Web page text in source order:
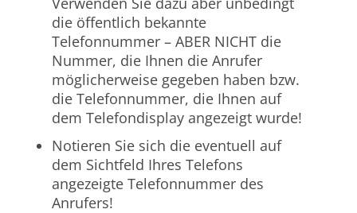
die öffentlich bekannte
Telefonnummer – ABER NICHT die
Nummer, die Ihnen die Anrufer
möglicherweise gegeben haben bzw.
die Telefonnummer, die Ihnen auf
dem Telefondisplay angezeigt wurde!
Notieren Sie sich die eventuell auf
dem Sichtfeld Ihres Telefons
angezeigte Telefonnummer des
Anrufers!